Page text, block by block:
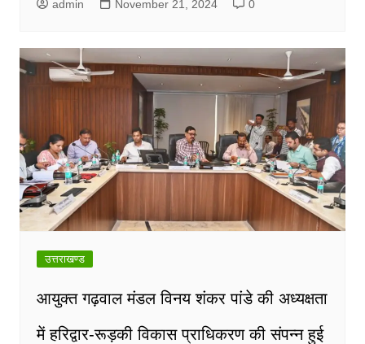
admin November 21, 2024 0
उत्तराखण्ड
आयुक्त गढ़वाल मंडल विनय शंकर पांडे की अध्यक्षता
में हरिद्वार-रूड़की विकास प्राधिकरण की संपन्न हुई